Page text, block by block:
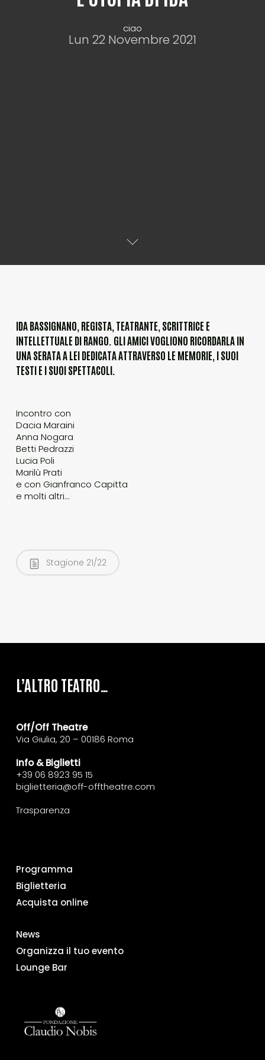
ciao
Lun 22 Novembre 2021
IDA BASSIGNANO, REGISTA, TEATRANTE, SCRITTRICE E
INTELLETTUALE DI RANGO. GLI AMICI VOGLIONO RICORDARLA IN
UNA SERATA A LEI DEDICATA ATTRAVERSO LE MEMORIE, I SUOI
TESTI E I SUOI SPETTACOLI.
Incontro con
Dacia Maraini
Anna Nogara
Betti Pedrazzi
Lucia Poli
Marilù Prati
e con Gianfranco Capitta
e molti altri…
Stagione 21/22
L’ALTRO TEATRO…
Off/Off Theatre
Via Giulia, 20 – 00186 Roma
Info & Biglietti
+39 06 8923 95 15
biglietteria@off-offtheatre.com
Trasparenza
Programma
Biglietteria
Acquista online
News
Organizza il tuo evento
Lounge Bar